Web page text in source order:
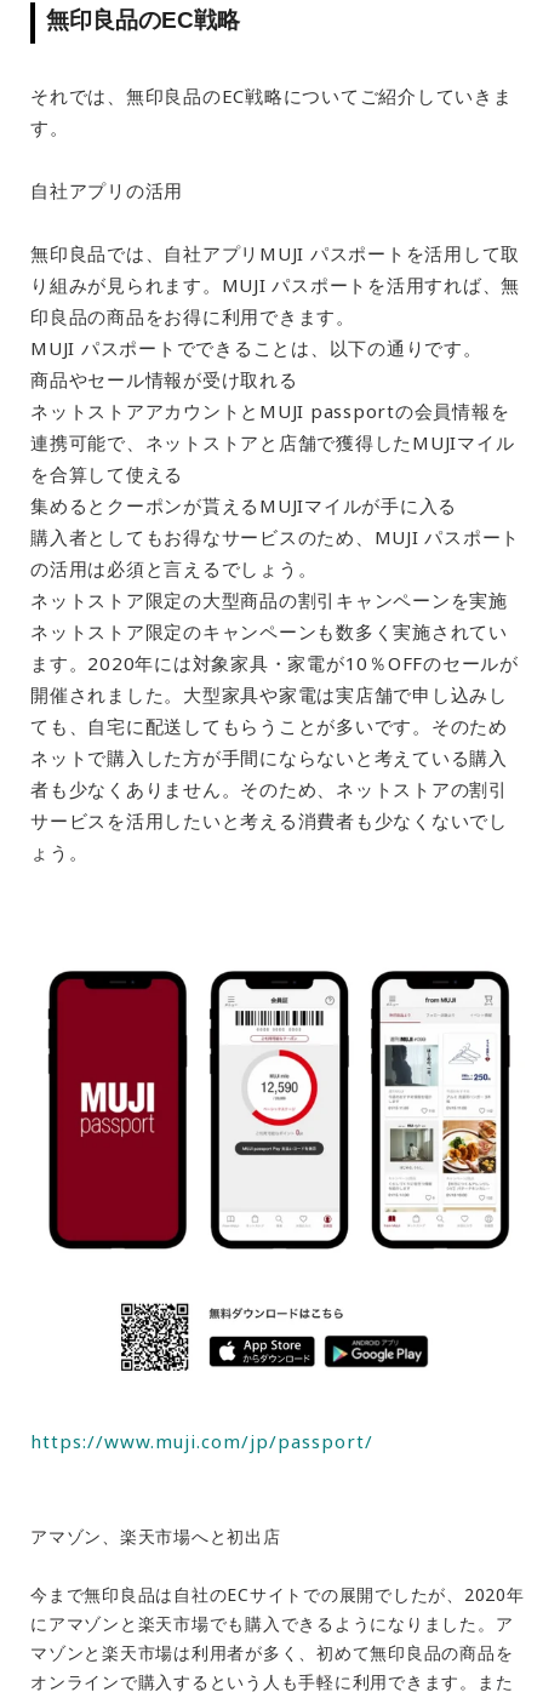
無印良品のEC戦略
それでは、無印良品のEC戦略についてご紹介していきま
す。
自社アプリの活用
無印良品では、自社アプリMUJI パスポートを活用して取
り組みが見られます。MUJI パスポートを活用すれば、無
印良品の商品をお得に利用できます。
MUJI パスポートでできることは、以下の通りです。
商品やセール情報が受け取れる
ネットストアアカウントとMUJI passportの会員情報を
連携可能で、ネットストアと店舗で獲得したMUJIマイル
を合算して使える
集めるとクーポンが貰えるMUJIマイルが手に入る
購入者としてもお得なサービスのため、MUJI パスポート
の活用は必須と言えるでしょう。
ネットストア限定の大型商品の割引キャンペーンを実施
ネットストア限定のキャンペーンも数多く実施されてい
ます。2020年には対象家具・家電が10％OFFのセールが
開催されました。大型家具や家電は実店舗で申し込みし
ても、自宅に配送してもらうことが多いです。そのため
ネットで購入した方が手間にならないと考えている購入
者も少なくありません。そのため、ネットストアの割引
サービスを活用したいと考える消費者も少なくないでし
ょう。
https://www.muji.com/jp/passport/
アマゾン、楽天市場へと初出店
今まで無印良品は自社のECサイトでの展開でしたが、2020年
にアマゾンと楽天市場でも購入できるようになりました。ア
マゾンと楽天市場は利用者が多く、初めて無印良品の商品を
オンラインで購入するという人も手軽に利用できます。また